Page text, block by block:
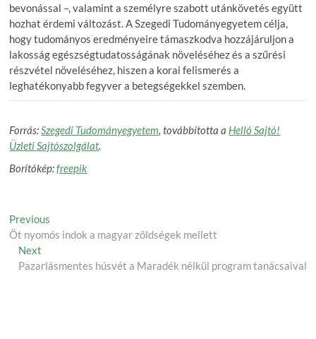
bevonással –, valamint a személyre szabott utánkövetés együtt
hozhat érdemi változást. A Szegedi Tudományegyetem célja,
hogy tudományos eredményeire támaszkodva hozzájáruljon a
lakosság egészségtudatosságának növeléséhez és a szűrési
részvétel növeléséhez, hiszen a korai felismerés a
leghatékonyabb fegyver a betegségekkel szemben.
Forrás: Szegedi Tudományegyetem , továbbította a Helló Sajtó!
Üzleti Sajtószolgálat.
Borítókép:freepik
Post
navigation
Previous
post:
Öt nyomós indok a magyar zöldségek mellett
NextNext
post:
Pazarlásmentes húsvét a Maradék nélkül program tanácsaival